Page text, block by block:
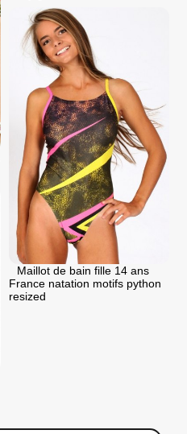
Maillot de bain fille 14 ans
France natation motifs python
resized